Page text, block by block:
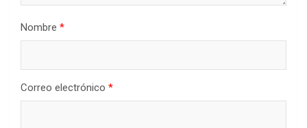
Nombre *
Correo electrónico *